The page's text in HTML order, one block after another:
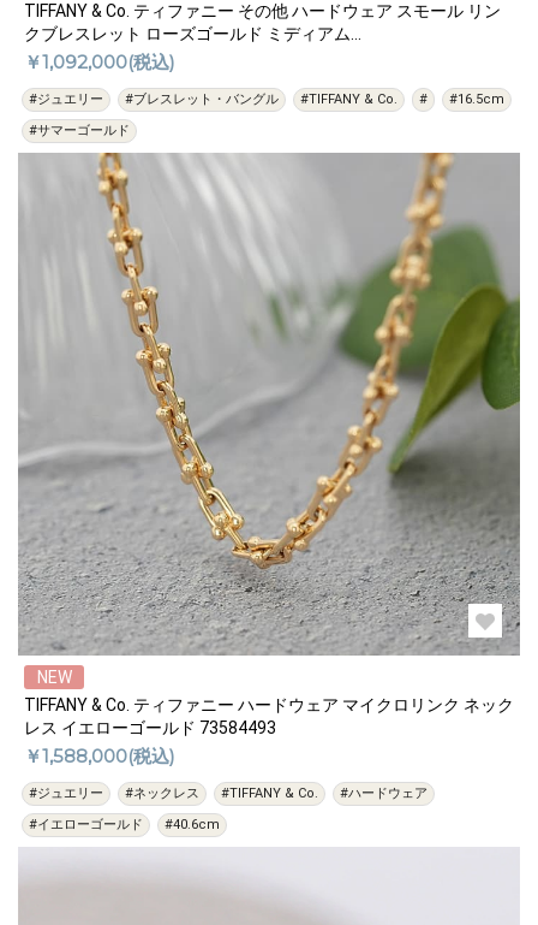
TIFFANY & Co. ティファニー その他 ハードウェア スモール リン
クブレスレット ローズゴールド ミディアム
38086847/60153082
￥1,092,000(税込)
#ジュエリー #ブレスレット・バングル #TIFFANY & Co. #
#16.5cm
#サマーゴールド
NEW
TIFFANY & Co. ティファニー ハードウェア マイクロリンク ネック
レス イエローゴールド 73584493
￥1,588,000(税込)
#ジュエリー #ネックレス #TIFFANY & Co.
#ハードウェア
#イエローゴールド
#40.6cm